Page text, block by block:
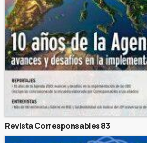
Revista Corresponsables 83